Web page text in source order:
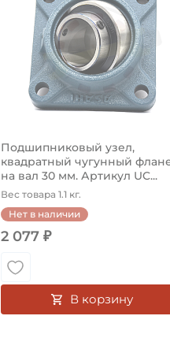
Подшипниковый узел,
квадратный чугунный
на вал 30 мм. Артикул UC...
Вес товара 1.1 кг.
Нет в наличии
2 077 ₽
В корзину